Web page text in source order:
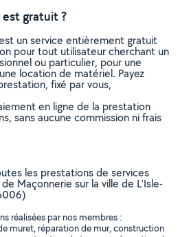
est gratuit ?
un service entièrement gratuit
pour tout utilisateur cherchant un
ou particulier, pour une
location de matériel. Payez
fixé par vous,
en ligne de la prestation
sans aucune commission ni frais
les prestations de services
Maçonnerie sur la ville de L'Isle-
réalisées par nos membres :
muret, réparation de mur, construction